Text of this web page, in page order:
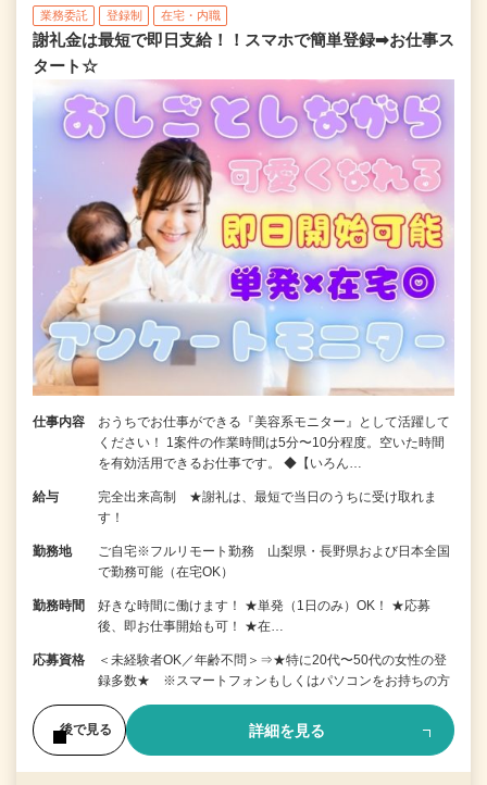
業務委託 登録制 在宅・内職
謝礼金は最短で即日支給！！スマホで簡単登録➡お仕事ス
タート☆
仕事内容
おうちでお仕事ができる『美容系モニター』として活躍して
ください！ 1案件の作業時間は5分〜10分程度。空いた時間
を有効活用できるお仕事です。 ◆【いろん…
給与
完全出来高制 ★謝礼は、最短で当日のうちに受け取れま
す！
勤務地
ご自宅※フルリモート勤務 山梨県・長野県および日本全国
で勤務可能（在宅OK）
勤務時間
好きな時間に働けます！ ★単発（1日のみ）OK！ ★応募
後、即お仕事開始も可！ ★在…
応募資格
＜未経験者OK／年齢不問＞⇒★特に20代〜50代の女性の登
録多数★ ※スマートフォンもしくはパソコンをお持ちの方
後で見る 詳細を見る